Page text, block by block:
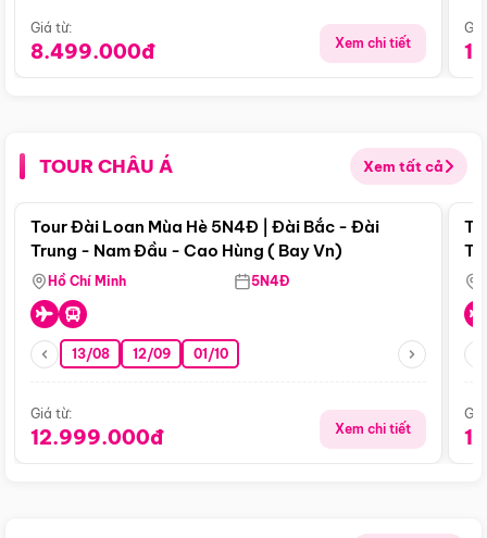
Giá từ:
8.499.000đ Xem chi tiết
TOUR CHÂU Á Xem tất cả
Điểm nổi bật
Tour Đài Loan Mùa Hè 5N4Đ | Đài Bắc - Đài
Trung - Nam Đầu - Cao Hùng ( Bay Vn)
Hồ Chí Minh 5N4Đ
13/08 12/09 01/10
Giá từ:
12.999.000đ Xem chi tiết